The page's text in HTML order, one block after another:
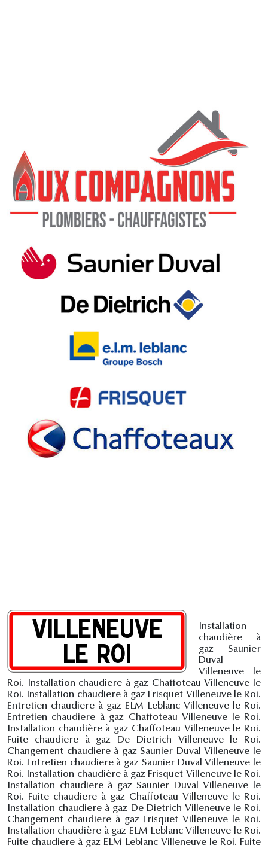
Installation
chaudière à
gaz Saunier
Duval
Villeneuve le
Roi. Installation chaudiere à gaz Chaffoteau Villeneuve le
Roi. Installation chaudiere à gaz Frisquet Villeneuve le Roi.
Entretien chaudiere à gaz ELM Leblanc Villeneuve le Roi.
Entretien chaudiere à gaz Chaffoteau Villeneuve le Roi.
Installation chaudière à gaz Chaffoteau Villeneuve le Roi.
Fuite chaudiere à gaz De Dietrich Villeneuve le Roi.
Changement chaudiere à gaz Saunier Duval Villeneuve le
Roi. Entretien chaudiere à gaz Saunier Duval Villeneuve le
Roi. Installation chaudière à gaz Frisquet Villeneuve le Roi.
Installation chaudiere à gaz Saunier Duval Villeneuve le
Roi. Fuite chaudiere à gaz Chaffoteau Villeneuve le Roi.
Installation chaudiere à gaz De Dietrich Villeneuve le Roi.
Changement chaudiere à gaz Frisquet Villeneuve le Roi.
Installation chaudière à gaz ELM Leblanc Villeneuve le Roi.
Fuite chaudiere à gaz ELM Leblanc Villeneuve le Roi. Fuite